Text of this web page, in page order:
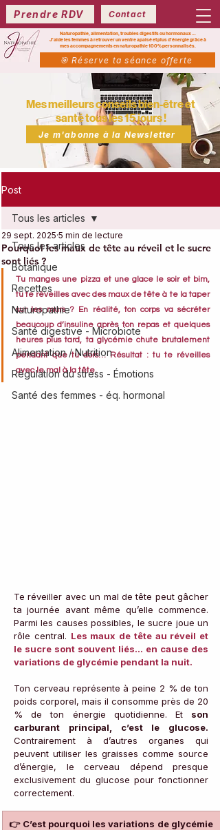
Prendre RDV Contact
Naturopathie, alimentation, troubles digestifs ou hormonaux ...
J’aide les femmes à retrouver un ventre apaisé et plus d’énergie grâce à
mesaccompagnements en naturopathie 100% personnalisés.
🎯 Réserve ta séance offerte
Mes meilleurs conseils bien-être et
santé tous les 15 jours !
Je m'abonne à la Newsletter
Post
Tous les articles
Botanique
Recettes
Naturopathie
Santé digestive - Microbiote
Alimentation / Nutrition
Régulation du stress - Émotions
Santé des femmes - éq. hormonal
Tous les articles
Pourquoi les maux de tête au réveil et le sucre
sont liés ?
29 sept. 2025 5 min de lecture
Tu manges une pizza et une glace le soir et bim,
tu te réveilles avec des maux de tête à te la taper
sur les murs ? En réalité, ton corps va sécréter
beaucoup d’insuline après ton repas et quelques
heures plus tard, ta glycémie chute brutalement
pendant que tu dors… Résultat : tu te réveilles
avec le mal à la tête.
Te réveiller avec un mal de tête peut gâcher
ta journée avant même qu’elle commence.
Parmi les causes possibles, le sucre joue un
rôle central. Les maux de tête au réveil et
le sucre sont souvent liés... en cause des
variations de glycémie pendant la nuit.
Ton cerveau représente à peine 2 % de ton
poids corporel, mais il consomme près de 20
% de ton énergie quotidienne. Et son
Contrairement à d’autres organes qui
peuvent utiliser les graisses comme source
d’énergie, le cerveau dépend presque
exclusivement du glucose pour fonctionner
correctement.
👉 C’est pourquoi les variations de glycémie